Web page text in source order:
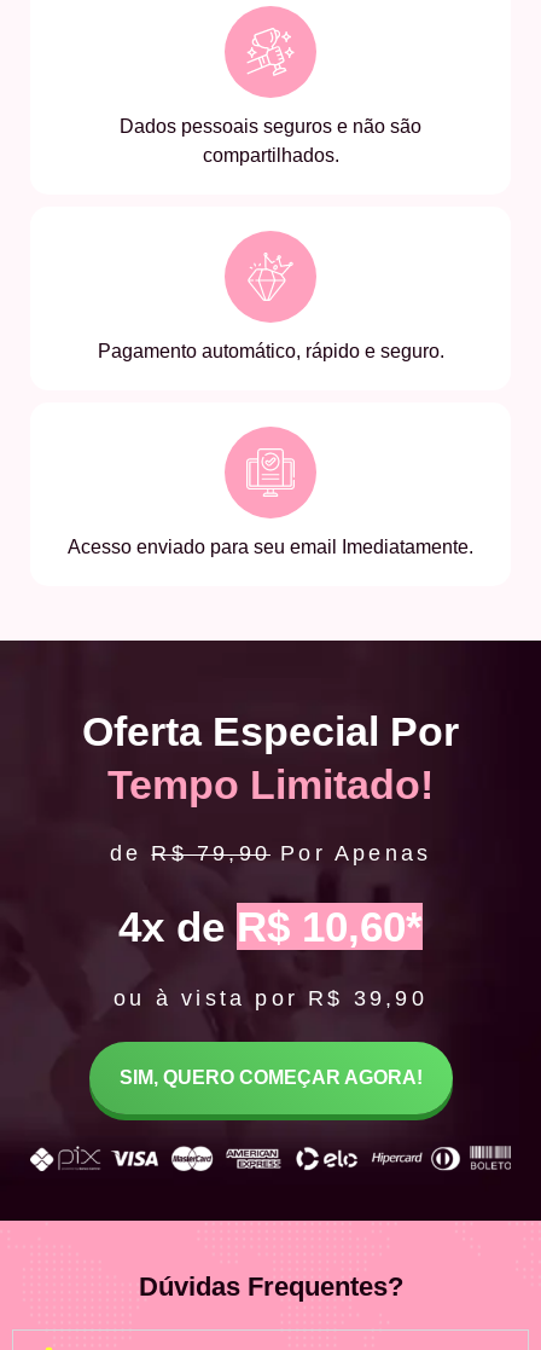
Dados pessoais seguros e não são
compartilhados.
Pagamento automático, rápido e seguro.
Acesso enviado para seu email Imediatamente.
Oferta Especial Por
Tempo Limitado!
deR$ 79,90 Por Apenas
4x de R$ 10,60*
ou à vista por R$ 39,90
SIM, QUERO COMEÇAR AGORA!
Dúvidas Frequentes?